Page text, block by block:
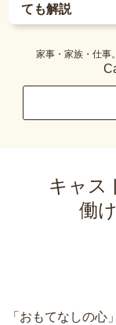
ても解説
家事・家族・仕事
キャス
働
「おもてなしの